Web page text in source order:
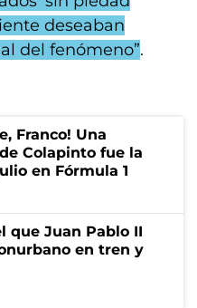
deseaban
del fenómeno”.
Franco! Una
Colapinto fue la
en Fórmula 1
que Juan Pablo II
en tren y